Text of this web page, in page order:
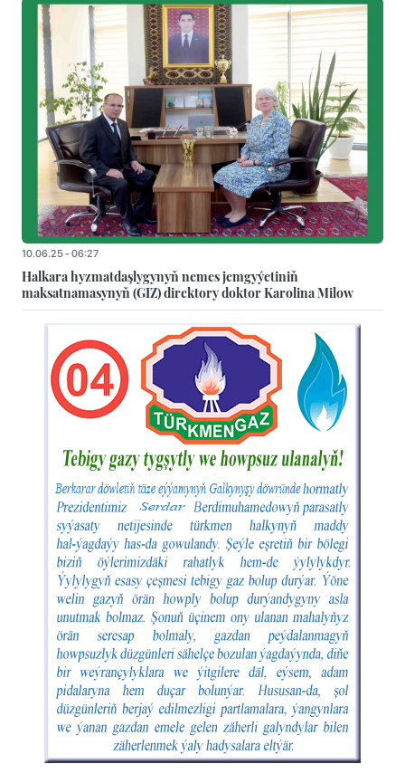
10.06.25 - 06:27
Halkara hyzmatdaşlygynyň nemes jemgyýetiniň
maksatnamasynyň (GIZ) direktory doktor Karolina Milow